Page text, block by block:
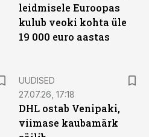
leidmisele Euroopas
kulub veoki kohta üle
19 000 euro aastas
UUDISED
27.07.26, 17:18
DHL ostab Venipaki,
viimase kaubamärk